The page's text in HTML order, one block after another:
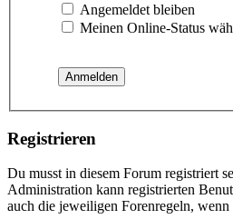
Angemeldet bleiben
Meinen Online-Status
Registrieren
Du musst in diesem Forum registriert
Administration kann registrierten
auch die jeweiligen Forenregeln,